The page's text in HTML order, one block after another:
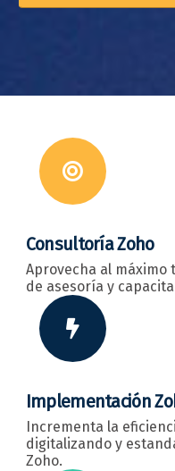
Consultoría Zoho
Aprovecha al máximo
de asesoría y
Implementación
Incrementa la
digitalizando y
Zoho.